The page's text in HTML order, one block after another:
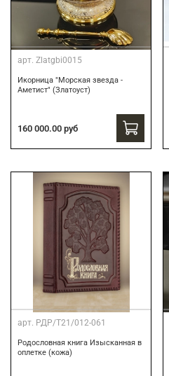
арт. Zlatgbi0015
Икорница "Морская звезда -
Аметист" (Златоуст)
160 000.00 руб
арт. РДР/Т21/012-061
Родословная книга Изысканная в
оплетке (кожа)